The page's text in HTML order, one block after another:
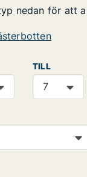
nedan för att
TILL